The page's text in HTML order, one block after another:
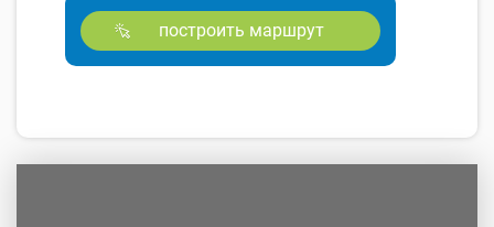
построить маршрут